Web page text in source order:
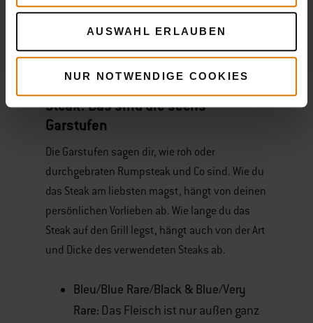
AUSWAHL ERLAUBEN
NUR NOTWENDIGE COOKIES
anschneiden – guten Appetit.
Tipp: Besonders gleichmäßig gelingt das
Steak: Das sind die sechs
Garstufen
Die Garstufen sagen dir, wie roh oder
durchgebraten Rumpsteak und Co sind. Wie du
das Steak am liebsten magst, hängt von deinen
persönlichen Vorlieben ab. Wie lange du das
Steak auf den Grill legst, hängt auch von der Art
und Dicke des verwendeten Steaks ab.
Bleu/Blue Rare/Black & Blue/Very
Rare: Das Fleisch ist nur außen ganz